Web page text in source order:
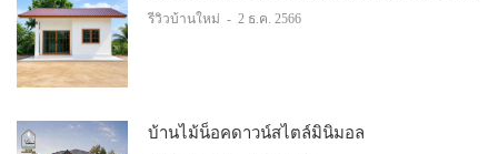
รีวิวบ้านใหม่ - 2 ธ.ค. 2566
บ้านไม้น็อคดาวน์สไตล์มินิมอล